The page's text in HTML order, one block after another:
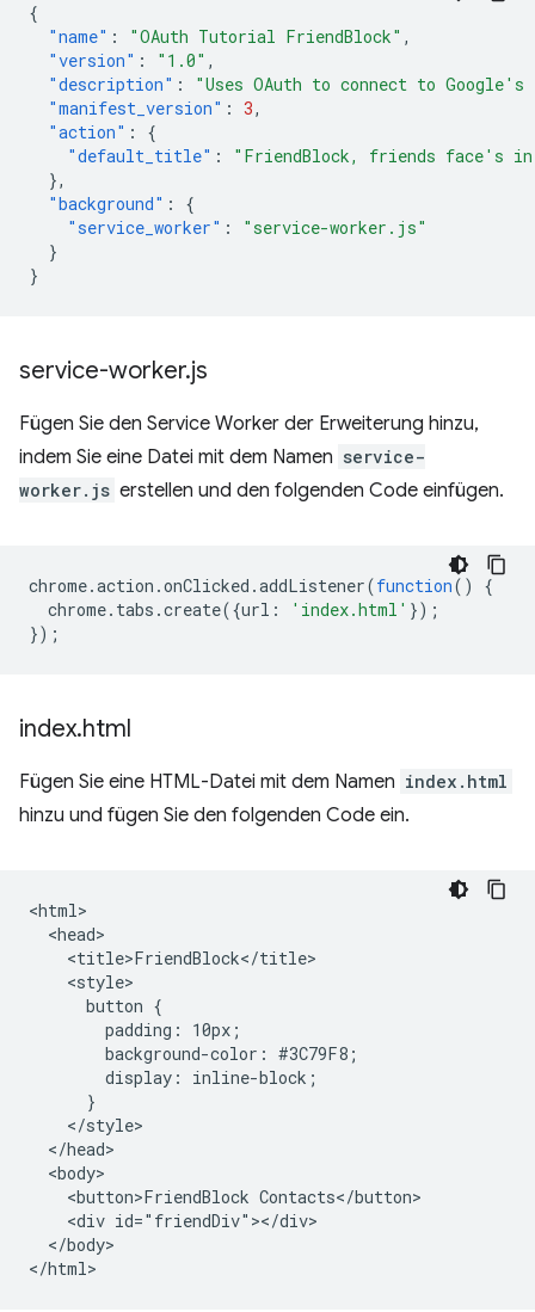
{
"name" : "OAuth Tutorial FriendBlock" ,
"version" : "1.0" ,
"description" :
"Uses OAuth to connect to
"manifest_version" : 3,
"action" :
{
"default_title" :
"FriendBlock, friends face's
},
"background" :
{
"service_worker" :
"service-worker.js"
}
}
service-worker.js
Fügen Sie den Service Worker der Erweiterung hinzu,
indem Sie eine Datei mit dem Namen service-
worker.js erstellen und den folgenden Code einfügen.
chrome.action .onClicked .addListener(function()
{
chrome. tabs .create({url : 'index.html' });
});
index.html
Fügen Sie eine HTML-Datei mit dem Namen index.html
hinzu und fügen Sie den folgenden Code ein.
<html>
  <head>
    <title>FriendBlock</title>
    <style>
      button {
        padding: 10px;
        background-color: #3C79F8;
        display: inline-block;
      }
    </style>
  </head>
  <body>
    <button>FriendBlock Contacts</button>
    <div id="friendDiv"></div>
  </body>